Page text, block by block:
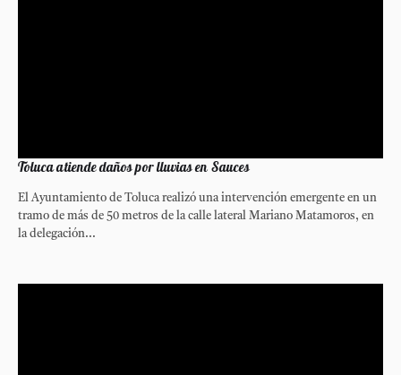
Toluca atiende daños por lluvias en Sauces
El Ayuntamiento de Toluca realizó una intervención emergente en un
tramo de más de 50 metros de la calle lateral Mariano Matamoros, en
la delegación...